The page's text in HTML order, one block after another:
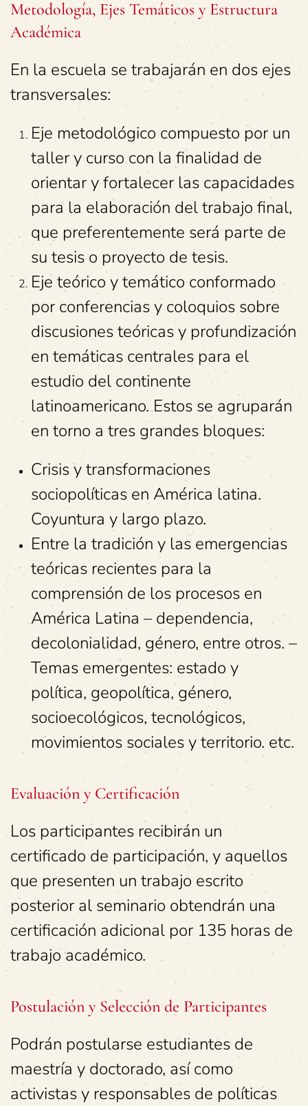
Metodología, Ejes Temáticos y Estructura
Académica
En la escuela se trabajarán en dos ejes
transversales:
Eje metodológico compuesto por un
taller y curso con la finalidad de
orientar y fortalecer las capacidades
para la elaboración del trabajo final,
que preferentemente será parte de
su tesis o proyecto de tesis.
Eje teórico y temático conformado
por conferencias y coloquios sobre
discusiones teóricas y profundización
en temáticas centrales para el
estudio del continente
latinoamericano. Estos se agruparán
en torno a tres grandes bloques:
Crisis y transformaciones
sociopolíticas en América latina.
Coyuntura y largo plazo.
Entre la tradición y las emergencias
teóricas recientes para la
comprensión de los procesos en
América Latina – dependencia,
decolonialidad, género, entre otros. –
Temas emergentes: estado y
política, geopolítica, género,
socioecológicos, tecnológicos,
movimientos sociales y territorio. etc.
Evaluación y Certificación
Los participantes recibirán un
certificado de participación, y aquellos
que presenten un trabajo escrito
posterior al seminario obtendrán una
certificación adicional por 135 horas de
trabajo académico.
Postulación y Selección de Participantes
Podrán postularse estudiantes de
maestría y doctorado, así como
activistas y responsables de políticas